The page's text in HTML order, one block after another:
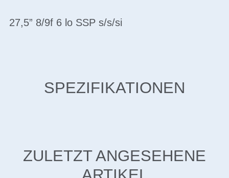
27,5” 8/9f 6 lo SSP s/s/si
SPEZIFIKATIONEN
ZULETZT ANGESEHENE